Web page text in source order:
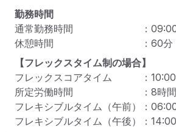
勤務時間
通常勤務時間
：
休憩時間
： 60分
【フレックスタイム制の場合】
フレックスコアタイム
： 10:00
所定労働時間
： 8時間
フレキシブルタイム（午前）
：
フレキシブルタイム（午後）
： 14:00